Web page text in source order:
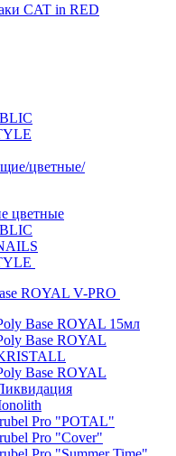
CAT in RED
цветные/
цветные
ROYAL V-PRO
Base ROYAL 15мл
Base ROYAL
Base ROYAL
Pro "POTAL"
Pro "Сover"